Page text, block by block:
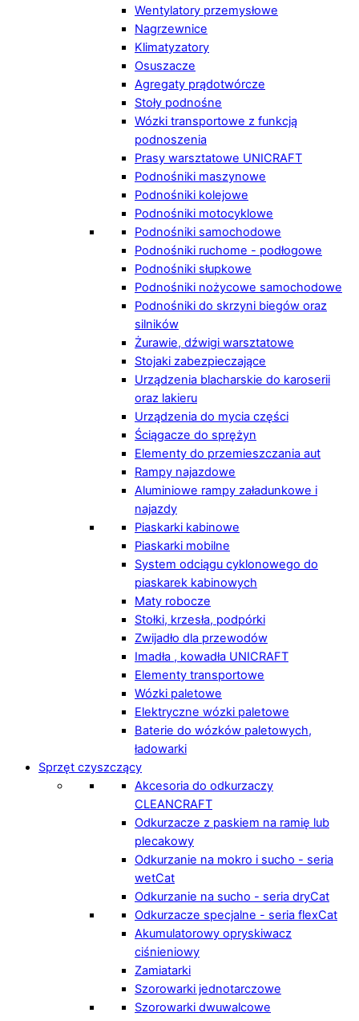
Wentylatory przemysłowe
Nagrzewnice
Klimatyzatory
Osuszacze
Agregaty prądotwórcze
Stoły podnośne
Wózki transportowe z funkcją
podnoszenia
Prasy warsztatowe UNICRAFT
Podnośniki maszynowe
Podnośniki kolejowe
Podnośniki motocyklowe
Podnośniki samochodowe
Podnośniki ruchome - podłogowe
Podnośniki słupkowe
Podnośniki nożycowe samochodowe
Podnośniki do skrzyni biegów oraz
silników
Żurawie, dźwigi warsztatowe
Stojaki zabezpieczające
Urządzenia blacharskie do karoserii
oraz lakieru
Urządzenia do mycia części
Ściągacze do sprężyn
Elementy do przemieszczania aut
Rampy najazdowe
Aluminiowe rampy załadunkowe i
najazdy
Piaskarki kabinowe
Piaskarki mobilne
System odciągu cyklonowego do
piaskarek kabinowych
Maty robocze
Stołki, krzesła, podpórki
Zwijadło dla przewodów
Imadła , kowadła UNICRAFT
Elementy transportowe
Wózki paletowe
Elektryczne wózki paletowe
Baterie do wózków paletowych,
ładowarki
Sprzęt czyszczący
Akcesoria do odkurzaczy
CLEANCRAFT
Odkurzacze z paskiem na ramię lub
plecakowy
Odkurzanie na mokro i sucho - seria
wetCat
Odkurzanie na sucho - seria dryCat
Odkurzacze specjalne - seria flexCat
Akumulatorowy opryskiwacz
ciśnieniowy
Zamiatarki
Szorowarki jednotarczowe
Szorowarki dwuwalcowe